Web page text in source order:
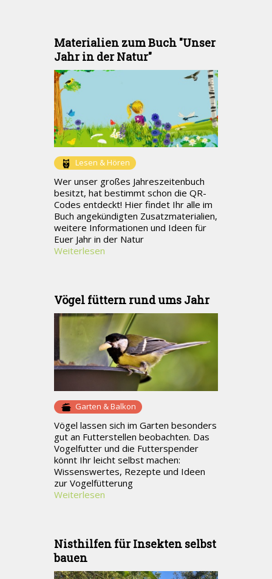
Materialien zum Buch "Unser
Jahr in der Natur"
Lesen & Hören
Wer unser großes Jahreszeitenbuch
besitzt, hat bestimmt schon die QR-
Codes entdeckt! Hier findet Ihr alle im
Buch angekündigten Zusatzmaterialien,
weitere Informationen und Ideen für
Euer Jahr in der Natur
Weiterlesen
Vögel füttern rund ums Jahr
Garten & Balkon
Vögel lassen sich im Garten besonders
gut an Futterstellen beobachten. Das
Vogelfutter und die Futterspender
könnt Ihr leicht selbst machen:
Wissenswertes, Rezepte und Ideen
zur Vogelfütterung
Weiterlesen
Nisthilfen für Insekten selbst
bauen